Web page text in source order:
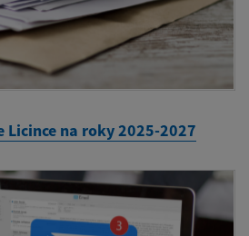
Licince na roky 2025-2027